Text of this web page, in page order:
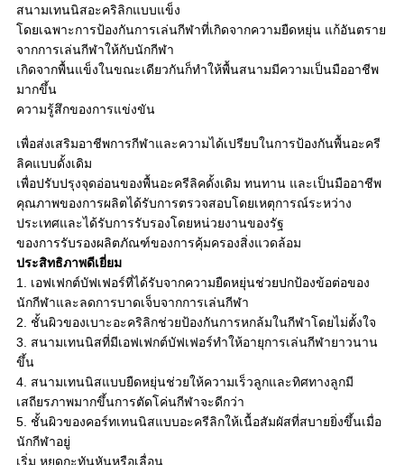
สนามเทนนิสอะคริลิกแบบแข็ง
โดยเฉพาะการป้องกันการเล่นกีฬาที่เกิดจากความยืดหยุ่น แก้อันตราย
จากการเล่นกีฬาให้กับนักกีฬา
เกิดจากพื้นแข็งในขณะเดียวกันก็ทำให้พื้นสนามมีความเป็นมืออาชีพ
มากขึ้น
ความรู้สึกของการแข่งขัน
เพื่อส่งเสริมอาชีพการกีฬาและความได้เปรียบในการป้องกันพื้นอะครี
ลิคแบบดั้งเดิม
เพื่อปรับปรุงจุดอ่อนของพื้นอะครีลิคดั้งเดิม ทนทาน และเป็นมืออาชีพ
คุณภาพของการผลิตได้รับการตรวจสอบโดยเหตุการณ์ระหว่าง
ประเทศและได้รับการรับรองโดยหน่วยงานของรัฐ
ของการรับรองผลิตภัณฑ์ของการคุ้มครองสิ่งแวดล้อม
ประสิทธิภาพดีเยี่ยม
1. เอฟเฟกต์บัฟเฟอร์ที่ได้รับจากความยืดหยุ่นช่วยปกป้องข้อต่อของ
นักกีฬาและลดการบาดเจ็บจากการเล่นกีฬา
2. ชั้นผิวของเบาะอะคริลิกช่วยป้องกันการหกล้มในกีฬาโดยไม่ตั้งใจ
3. สนามเทนนิสที่มีเอฟเฟกต์บัฟเฟอร์ทำให้อายุการเล่นกีฬายาวนาน
ขึ้น
4. สนามเทนนิสแบบยืดหยุ่นช่วยให้ความเร็วลูกและทิศทางลูกมี
เสถียรภาพมากขึ้นการตัดโค่นกีฬาจะดีกว่า
5. ชั้นผิวของคอร์ทเทนนิสแบบอะครีลิกให้เนื้อสัมผัสที่สบายยิ่งขึ้นเมื่อ
นักกีฬาอยู่
เริ่ม หยุดกะทันหันหรือเลื่อน